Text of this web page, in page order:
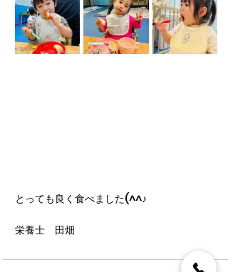
とっても良く食べました(^^♪
栄養士　田畑